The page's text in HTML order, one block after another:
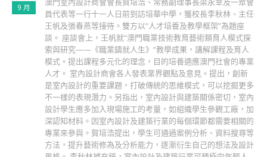
7 月 READ MORE
商會新聞
海峽兩岸暨香港、澳門室內設計新動態論壇
2023 年 7 月 11 日